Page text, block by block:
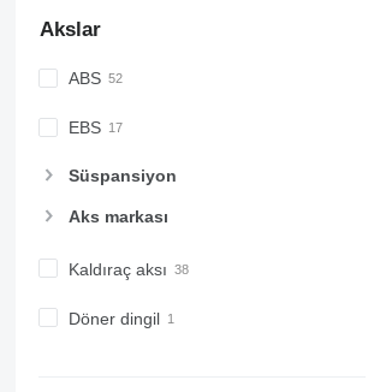
Akslar
ABS
EBS
Süspansiyon
Aks markası
Kaldıraç aksı
Döner dingil